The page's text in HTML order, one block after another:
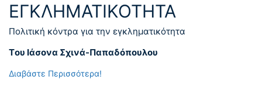
ΕΓΚΛΗΜΑΤΙΚΟΤΗΤΑ
Πολιτική κόντρα για την εγκληματικότητα
Tου Ιάσονα Σχινά-Παπαδόπουλου
Διαβάστε Περισσότερα!